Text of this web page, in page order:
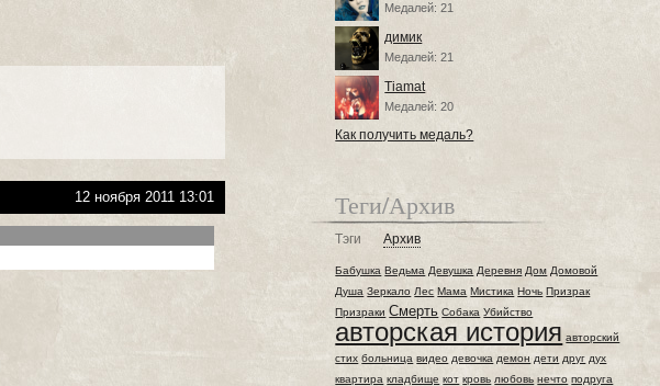
12 ноября 2011 13:01
Медалей: 21
димик
Медалей: 21
Tiamat
Медалей: 20
Как получить медаль?
Теги/Архив
Тэги Архив
Бабушка Ведьма Девушка Деревня Дом Домовой
Душа Зеркало Лес Мама Мистика Ночь Призрак
Призраки Смерть Собака Убийство
авторская история авторский
стих больница видео девочка демон дети друг дух
квартира кладбище кот кровь любовь нечто подруга